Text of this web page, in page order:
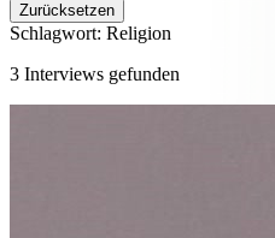
Zurücksetzen
Schlagwort: Religion
3 Interviews gefunden